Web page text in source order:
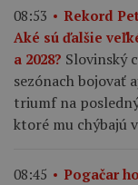
08:53
Rekord
Aké sú ďalšie
a 2028? Slovinský
sezónach bojovať
triumf na
ktoré mu chýbajú
08:45
Pogačar